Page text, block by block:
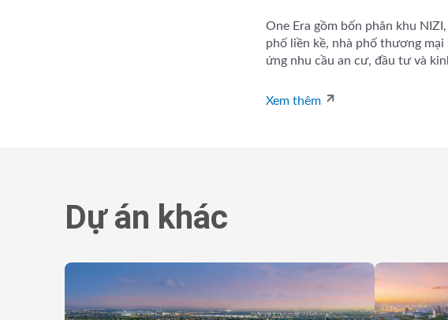
One Era gồm bốn phân khu
phố liền kề, nhà phố thương
ứng nhu cầu an cư, đầu tư và
Xem thêm
Dự án khác